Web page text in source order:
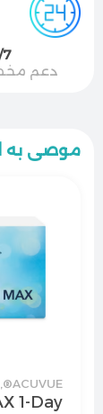
7
دعم
موصى به
ACUVUE®
,
1-Day